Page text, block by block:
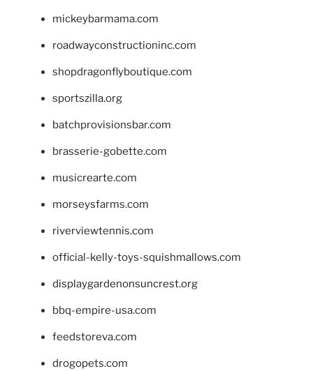
mickeybarmama.com
roadwayconstructioninc.com
shopdragonflyboutique.com
sportszilla.org
batchprovisionsbar.com
brasserie-gobette.com
musicrearte.com
morseysfarms.com
riverviewtennis.com
official-kelly-toys-squishmallows.com
displaygardenonsuncrest.org
bbq-empire-usa.com
feedstoreva.com
drogopets.com